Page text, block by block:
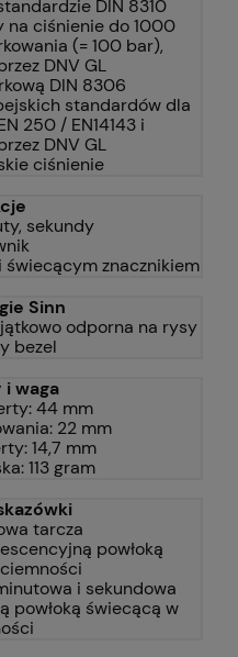
DIN 8310
na ciśnienie do 1000
(= 100 bar),
DNV GL
DIN 8306
standardów dla
250 / EN14143 i
DNV GL
ciśnienie
sekundy
świecącym znacznikiem
Sinn
odporna na rysy
bezel
waga
44 mm
22 mm
14,7 mm
113 gram
tarcza
powłoką
i sekundowa
powłoką świecącą w